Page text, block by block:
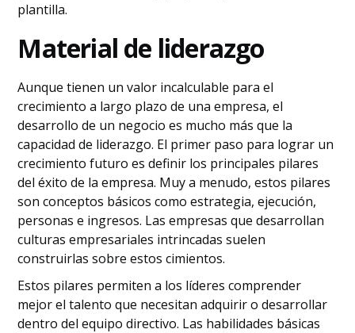
plantilla.
Material de liderazgo
Aunque tienen un valor incalculable para el
crecimiento a largo plazo de una empresa, el
desarrollo de un negocio es mucho más que la
capacidad de liderazgo. El primer paso para lograr un
crecimiento futuro es definir los principales pilares
del éxito de la empresa. Muy a menudo, estos pilares
son conceptos básicos como estrategia, ejecución,
personas e ingresos. Las empresas que desarrollan
culturas empresariales intrincadas suelen
construirlas sobre estos cimientos.
Estos pilares permiten a los líderes comprender
mejor el talento que necesitan adquirir o desarrollar
dentro del equipo directivo. Las habilidades básicas